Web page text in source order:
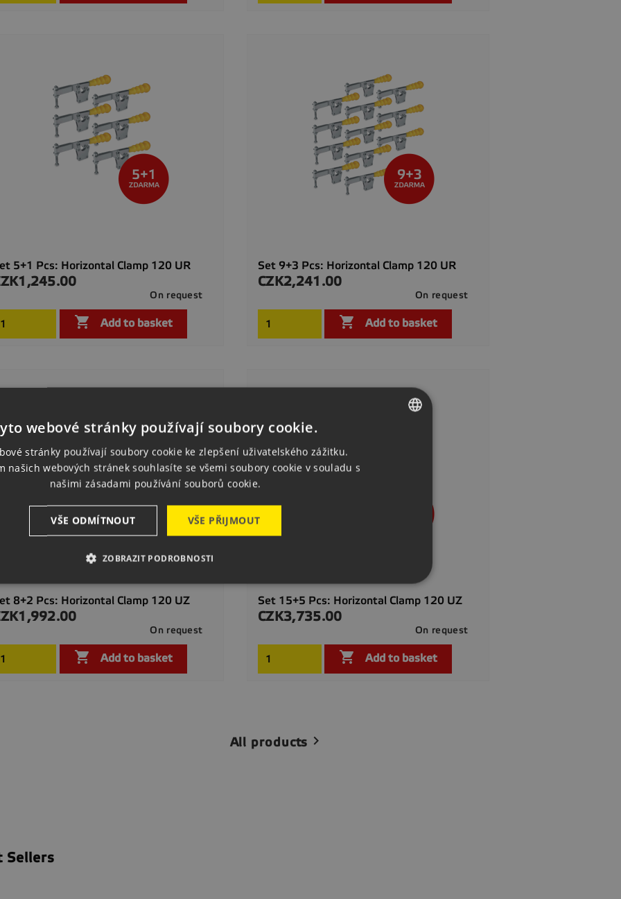
5+1 Pcs: Horizontal Clamp 120 UR
On request
 Add to basket
Quick view
Set 9+3 Pcs: Horizontal Clamp 120 UR
Price
CZK2,241.00
On request
 Add to basket
Quick view
8+2 Pcs: Horizontal Clamp 120 UZ
On request
 Add to basket
Quick view
Set 15+5 Pcs: Horizontal Clamp 120 UZ
Price
CZK3,735.00
On request
 Add to basket
Quick view
All products 
Sellers
webové stránky používají soubory cookie.
stránky používají soubory cookie ke zlepšení uživatelského zážitku.
našich webových stránek souhlasíte se všemi soubory cookie v souladu s
našimi zásadami používání souborů cookie.
VŠE PŘIJMOUT
VŠE ODMÍTNOUT
ZOBRAZIT PODROBNOSTI